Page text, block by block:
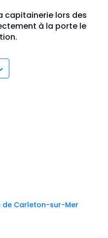
capitainerie lors des
à la porte le
de Carleton-sur-Mer